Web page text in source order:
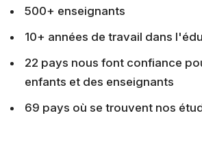
500+ enseignants
10+ années de travail dans
22 pays nous font confiance
enfants et des enseignants
69 pays où se trouvent nos